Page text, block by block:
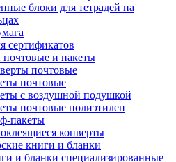
блоки для тетрадей на
сертификатов
и пакеты
почтовые
почтовые
с воздушной подушкой
почтовые полиэтилен
пакеты
конверты
книги и бланки
и бланки специализированные